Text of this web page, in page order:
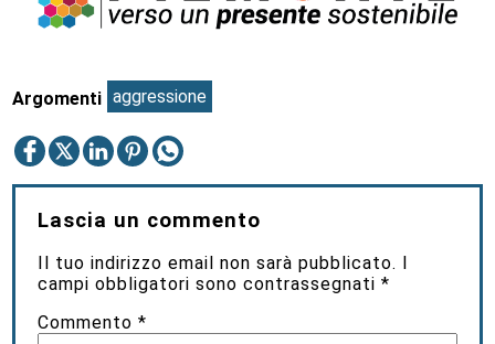
Argomenti aggressione
Lascia un commento
Il tuo indirizzo email non sarà pubblicato.
campi obbligatori sono contrassegnati*
Commento*